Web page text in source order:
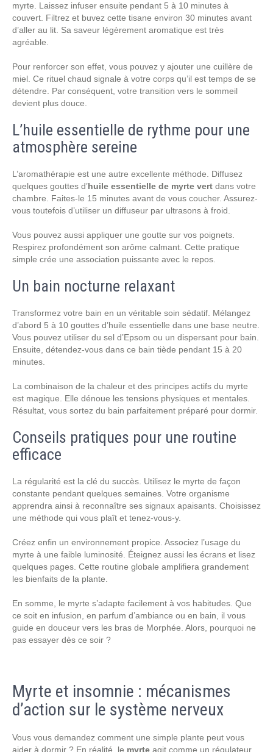
myrte. Laissez infuser ensuite pendant 5 à 10 minutes à
couvert. Filtrez et buvez cette tisane environ 30 minutes avant
d’aller au lit. Sa saveur légèrement aromatique est très
agréable.
Pour renforcer son effet, vous pouvez y ajouter une cuillère de
miel. Ce rituel chaud signale à votre corps qu’il est temps de se
détendre. Par conséquent, votre transition vers le sommeil
devient plus douce.
L’huile essentielle de rythme pour une
atmosphère sereine
L’aromathérapie est une autre excellente méthode. Diffusez
quelques gouttes d’huile essentielle de myrte vert dans votre
chambre. Faites-le 15 minutes avant de vous coucher. Assurez-
vous toutefois d’utiliser un diffuseur par ultrasons à froid.
Vous pouvez aussi appliquer une goutte sur vos poignets.
Respirez profondément son arôme calmant. Cette pratique
simple crée une association puissante avec le repos.
Un bain nocturne relaxant
Transformez votre bain en un véritable soin sédatif. Mélangez
d’abord 5 à 10 gouttes d’huile essentielle dans une base neutre.
Vous pouvez utiliser du sel d’Epsom ou un dispersant pour bain.
Ensuite, détendez-vous dans ce bain tiède pendant 15 à 20
minutes.
La combinaison de la chaleur et des principes actifs du myrte
est magique. Elle dénoue les tensions physiques et mentales.
Résultat, vous sortez du bain parfaitement préparé pour dormir.
Conseils pratiques pour une routine
efficace
La régularité est la clé du succès. Utilisez le myrte de façon
constante pendant quelques semaines. Votre organisme
apprendra ainsi à reconnaître ses signaux apaisants. Choisissez
une méthode qui vous plaît et tenez-vous-y.
Créez enfin un environnement propice. Associez l’usage du
myrte à une faible luminosité. Éteignez aussi les écrans et lisez
quelques pages. Cette routine globale amplifiera grandement
les bienfaits de la plante.
En somme, le myrte s’adapte facilement à vos habitudes. Que
ce soit en infusion, en parfum d’ambiance ou en bain, il vous
guide en douceur vers les bras de Morphée. Alors, pourquoi ne
pas essayer dès ce soir ?
Myrte et insomnie : mécanismes
d’action sur le système nerveux
Vous vous demandez comment une simple plante peut vous
aider à dormir ? En réalité, le myrte agit comme un régulateur